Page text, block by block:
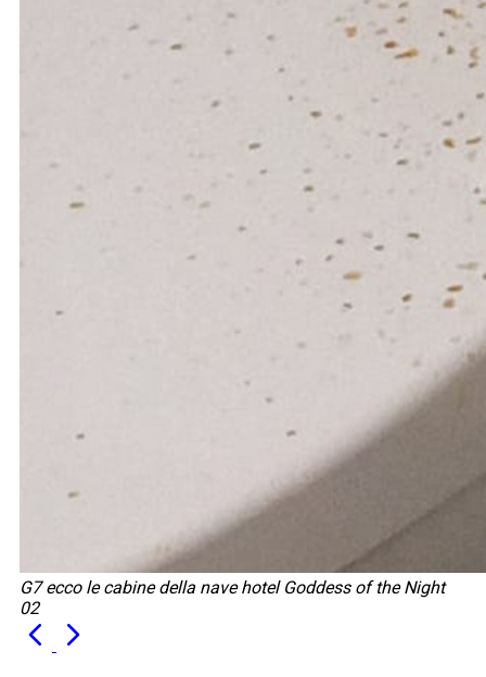
G7 ecco le cabine della nave hotel Goddess of the Night
02